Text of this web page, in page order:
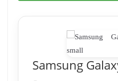
Samsung